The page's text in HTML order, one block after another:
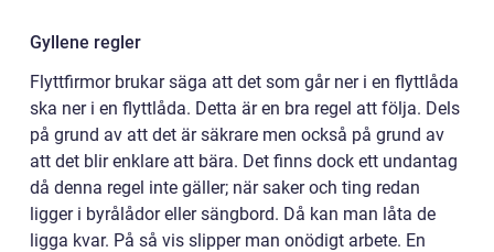
Gyllene regler
Flyttfirmor brukar säga att det som går ner i en flyttlåda
ska ner i en flyttlåda. Detta är en bra regel att följa. Dels
på grund av att det är säkrare men också på grund av
att det blir enklare att bära. Det finns dock ett undantag
då denna regel inte gäller; när saker och ting redan
ligger i byrålådor eller sängbord. Då kan man låta de
ligga kvar. På så vis slipper man onödigt arbete. En